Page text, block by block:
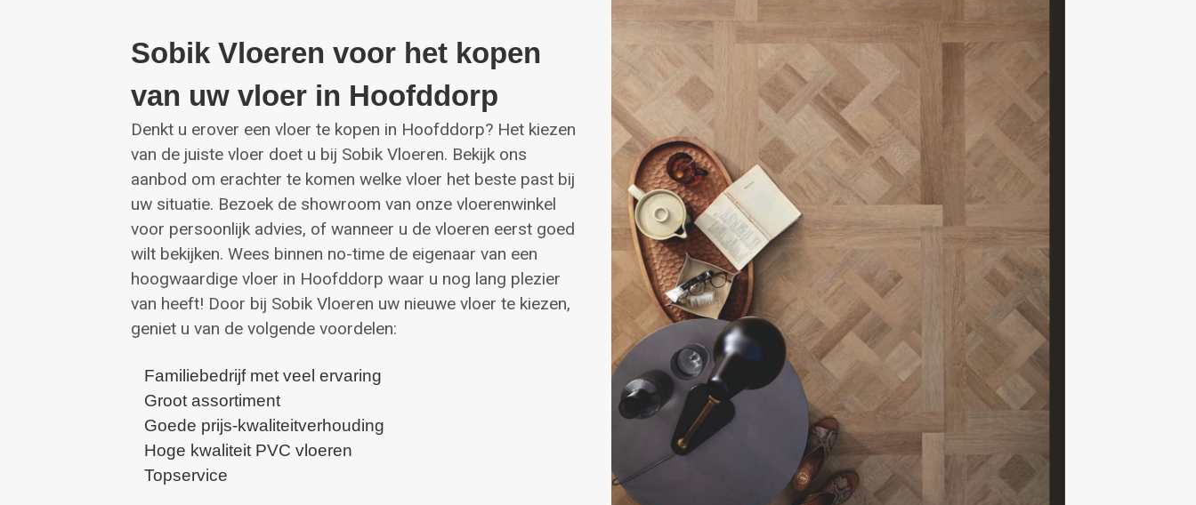
Sobik Vloeren voor het kopen
van uw vloer in Hoofddorp
Denkt u erover een vloer te kopen in Hoofddorp? Het kiezen
van de juiste vloer doet u bij Sobik Vloeren. Bekijk ons
aanbod om erachter te komen welke vloer het beste past bij
uw situatie. Bezoek de showroom van onze vloerenwinkel
voor persoonlijk advies, of wanneer u de vloeren eerst goed
wilt bekijken. Wees binnen no-time de eigenaar van een
hoogwaardige vloer in Hoofddorp waar u nog lang plezier
van heeft! Door bij Sobik Vloeren uw nieuwe vloer te kiezen,
geniet u van de volgende voordelen:
Familiebedrijf met veel ervaring
Groot assortiment
Goede prijs-kwaliteitverhouding
Hoge kwaliteit PVC vloeren
Topservice